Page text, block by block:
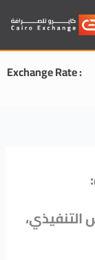
Exchange Rate :USD:
،السيد الأستاذ/ حسين أباظة، الرئيس التنفيذي